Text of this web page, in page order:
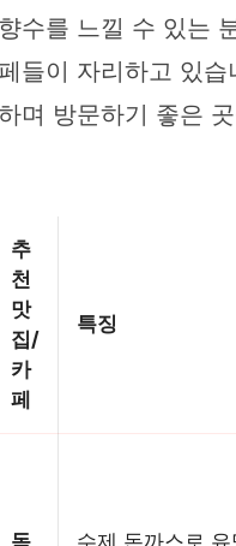
수를 느낄 수 있는
들이 자리하고 있습
며 방문하기 좋은
추
천
맛
집/
카
페
특징
독
수제 돈까스로 유